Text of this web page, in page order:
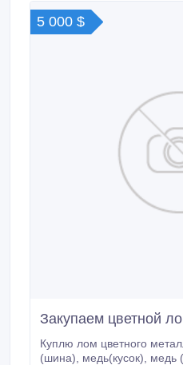
быстрая наличка и безнал
г.Самара.
5 000 $
Закупаем цветной
Куплю лом цветного
(шина), медь(кусок), медь